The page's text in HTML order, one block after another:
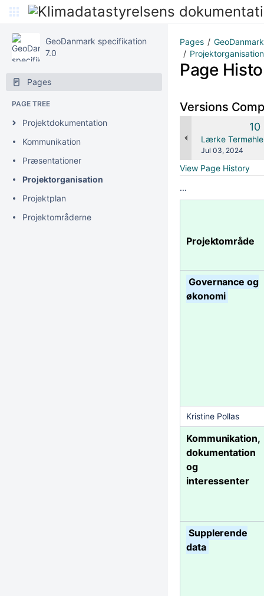
GeoDanmark specifikation
7.0
Pages
PAGE TREE
Projektdokumentation
Kommunikation
Præsentationer
Projektorganisation
Projektplan
Projektområderne
Pages
Projektorganisation
Page
Versions
10
Lærke
Saved
Jul 03, 2024
View Page History
...
Projektområde
Governance og
økonomi
Kristine Pollas
Kommunikation,
dokumentation
og
interessenter
Supplerende
data